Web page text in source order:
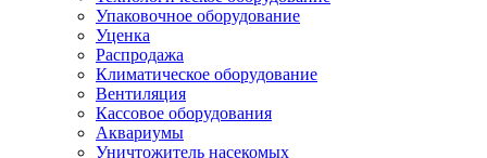
Упаковочное оборудование
Уценка
Распродажа
Климатическое оборудование
Вентиляция
Кассовое оборудования
Аквариумы
Уничтожитель насекомых